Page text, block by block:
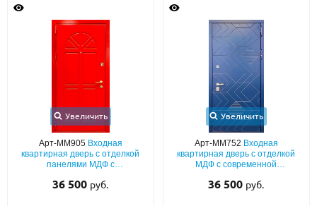
Увеличить
Арт-ММ905 Входная
квартирная дверь с отделкой
панелями МДФ с
по RAL) с обеих сторон
36 500 руб.
Увеличить
Арт-ММ752 Входная
квартирная дверь с отделкой
МДФ с современной
RAL) с двух сторон
36 500 руб.